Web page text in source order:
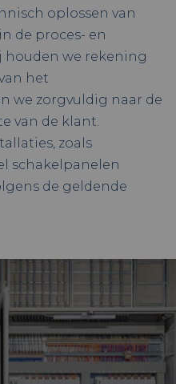
oplossen van
de proces- en
houden we rekening
het
we zorgvuldig naar de
van de klant.
zoals
schakelpanelen
de geldende